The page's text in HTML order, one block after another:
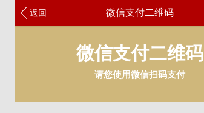
返回 微信支付二维码
微信支付二维码
请您使用微信扫码支付